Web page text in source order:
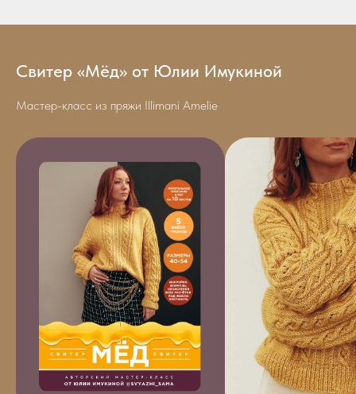
Свитер «Мёд» от Юлии Имукиной
Мастер-класс из пряжи Illimani Amelie